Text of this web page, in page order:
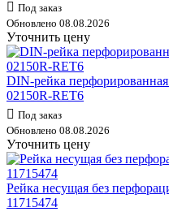
Под заказ
Обновлено 08.08.2026
Уточнить цену
DIN-рейка
02150R-RET6
Под заказ
Обновлено 08.08.2026
Уточнить цену
Рейка несущая без
11715474